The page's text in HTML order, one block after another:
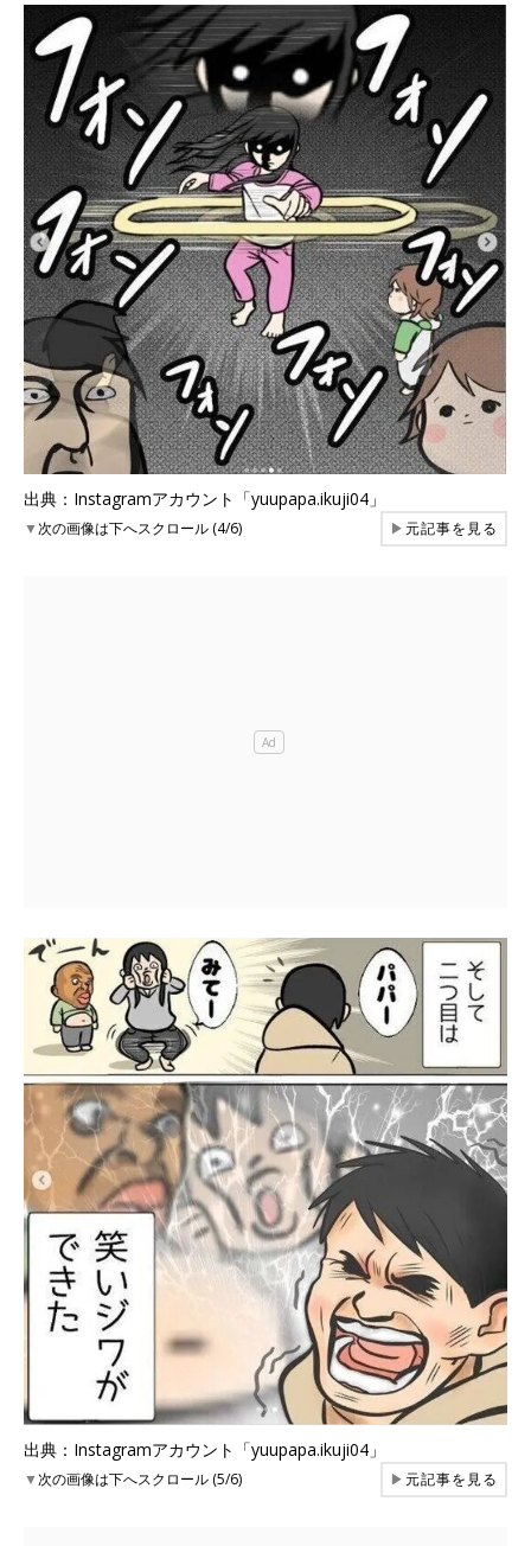
出典：Instagramアカウント「yuupapa.ikuji04」
▼次の画像は下へスクロール (4/6) ▶元記事を見る
出典：Instagramアカウント「yuupapa.ikuji04」
▼次の画像は下へスクロール (5/6) ▶元記事を見る